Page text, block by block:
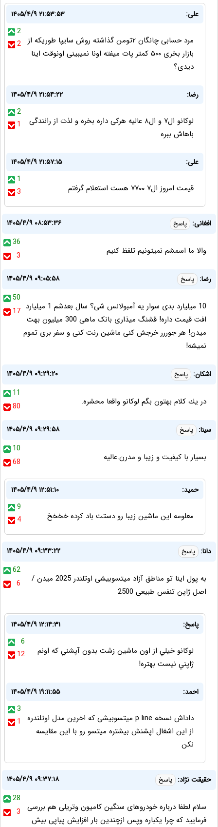
علی:
۱۴۰۵/۴/۹ ۲۱:۵۳:۵۳
2
2
مرد حسابی چانگان ۲تومن گذاشته روش سایپا طوریکه از
بازار بخری ۵۰۰ کمتر پات میفته اونا نمیبینی اونوقت اینا
دیدی؟
رضا:
۱۴۰۵/۴/۹ ۲۱:۵۴:۲۲
2
1
لوکانو ال۷ و ال۸ عالیه هرکی داره بخره و لذت از رانندگی
باهاش ببره
علی:
۱۴۰۵/۴/۹ ۲۱:۵۷:۱۵
1
3
قیمت امروز ال۷ ۷۷۰۰ هست استعلام گرفتم
افغانی: پاسخ
۱۴۰۵/۴/۹ ۰۸:۵۳:۳۶
36
3
والا ما اسمشم نمیتونیم تلفظ کنیم
رضا: پاسخ
۱۴۰۵/۴/۹ ۰۹:۰۵:۵۸
50
17 10 میلیارد بدی سوار یه آمبولانس شی؟ سال بعدشم 1 میلیارد
افت قیمت داره! قشنگ میذاری بانک ماهی 300 میلیون بهت
میدن! هر جوررر خرجش کنی ماشین رنت کنی و سفر بری تموم
نمیشه!
اشكان: پاسخ
۱۴۰۵/۴/۹ ۰۹:۲۹:۲۰
11
80
در يك كلام بهتون بگم لوكانو واقعا محشره.
سينا: پاسخ
۱۴۰۵/۴/۹ ۰۹:۲۹:۵۸
10
68
بسيار با كيفيت و زيبا و مدرن.عاليه
حمید:
۱۴۰۵/۴/۹ ۱۲:۵۱:۱۰
9
4
معلومه این ماشین زیبا رو دستت باد کرده خخخخ
دانا: پاسخ
۱۴۰۵/۴/۹ ۰۹:۳۳:۲۲
62
6
به پول اینا تو مناطق آزاد میتسوبیشی اوتلندر 2025 میدن /
اصل ژاپن تنفس طبیعی 2500
پاسخ:
۱۴۰۵/۴/۹ ۱۲:۱۴:۳۱
6
12
لوكانو خيلي از اون ماشين زشت بدون آپشني كه اونم
ژاپني نيست بهتره!
احمد:
۱۴۰۵/۴/۹ ۱۹:۱۱:۵۵
3
1
داداش نسخه p line میتسوبیشی که اخرین مدل اوتلندره
از این اشغال اپشنش بیشتره میتسو رو با این مقایسه
نکن
حقیقت نژاد: پاسخ
۱۴۰۵/۴/۹ ۰۹:۳۷:۱۸
28
3
سلام لطفا درباره خودروهای سنگین کامیون وتریلی هم بررسی
فرمایید که چرا یکباره وپس ازچندین بار افزایش پیاپی بیش